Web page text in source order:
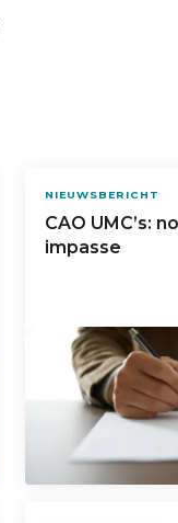
NIEUWSBERICHT
CAO UMC’s:
impasse